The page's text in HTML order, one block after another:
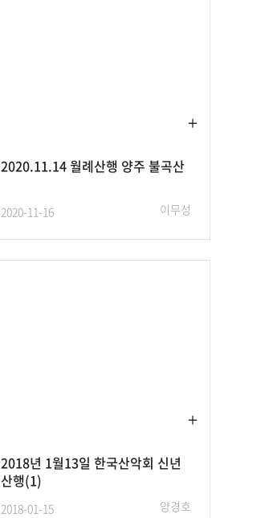
2020.11.14 월례산행 양주 불곡산
2020-11-16 이무성
2018년 1월13일 한국산악회 신년
산행(1)
2018-01-15 양경호